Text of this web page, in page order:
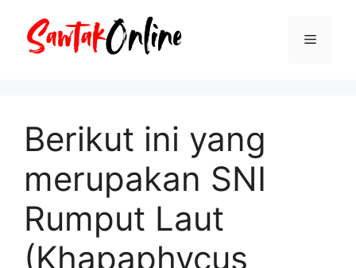
Menu
Berikut ini yang
merupakan SNI
Rumput Laut
(Khapaphycus